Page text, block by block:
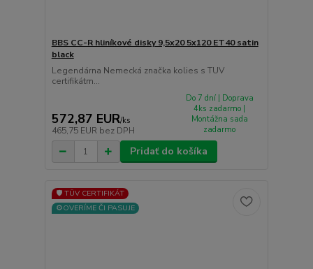
BBS CC-R hliníkové disky 9,5x20 5x120 ET40 satin
black
Legendárna Nemecká značka kolies s TUV
certifikátm...
572,87 EUR/ks
465,75 EUR bez DPH
Do 7 dní | Doprava
4ks zadarmo |
Montážna sada
zadarmo
Pridať do košíka
🛡️ TÜV CERTIFIKÁT
⚙️OVERÍME ČI PASUJE